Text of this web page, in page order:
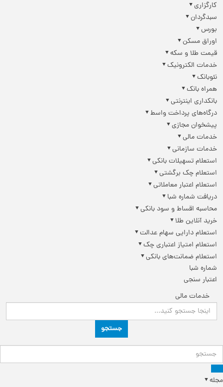
کارگزاری
سبدگردان
بورس
اوراق مسکن
قیمت طلا و سکه
خدمات الکترونیک
نئوبانک
همراه بانک
بانکداری اینترنتی
درگاه‌های پرداخت واسط
پیشخوان مجازی
خدمات مالی
خدمات سازمانی
استعلام تسهیلات بانکی
استعلام چک برگشتی
استعلام اعتبار معاملاتی
دریافت شماره شبا
محاسبه اقساط و سود بانکی
خرید آنلاین طلا
استعلام دارایی سهام عدالت
استعلام امتیاز اعتباری چک
استعلام ضمانت‌های بانکی
شماره شبا
اعتبار سنجی
خدمات مالی
جستجو
مجله